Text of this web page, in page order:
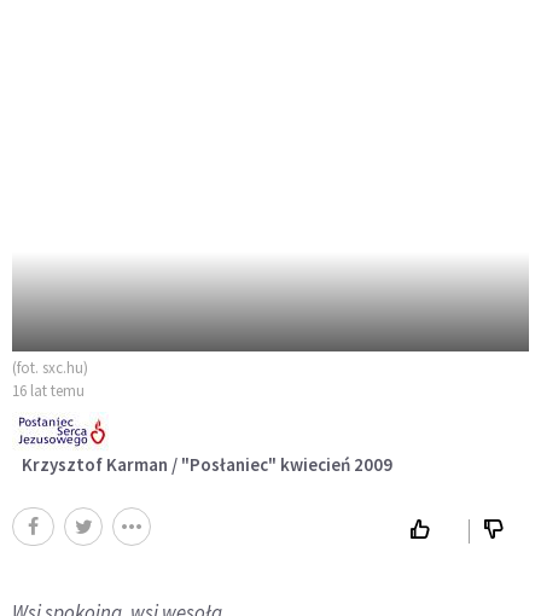
(fot. sxc.hu)
16 lat temu
Krzysztof Karman / "Posłaniec" kwiecień 2009